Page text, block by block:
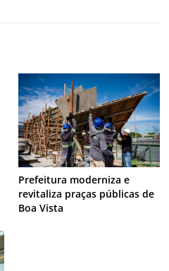
Prefeitura moderniza e
revitaliza praças públicas de
Boa Vista